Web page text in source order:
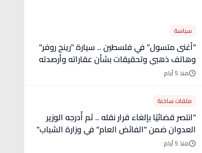
سياسة
"أغنى متسول" في فلسطين .. سيارة "رينج روفر"
وهاتف ذهبي وتحقيقات بشأن عقاراته وأرصدته
منذ 5 أيام
ملفات ساخنة
"انتصر قضائيًا بإلغاء قرار نقله .. ثم أُدرجه الوزير
العدوان ضمن "الفائض العام" في وزارة الشباب"
- تفاصيل
منذ 5 أيام